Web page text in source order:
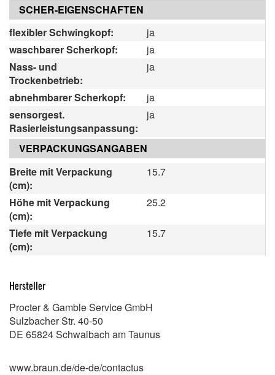
SCHER-EIGENSCHAFTEN
flexibler Schwingkopf:
ja
waschbarer Scherkopf:
ja
Nass- und
Trockenbetrieb:
ja
abnehmbarer Scherkopf:
ja
sensorgest.
Rasierleistungsanpassung:
ja
VERPACKUNGSANGABEN
Breite mit Verpackung
(cm):
15.7
Höhe mit Verpackung
(cm):
25.2
Tiefe mit Verpackung
(cm):
15.7
Hersteller
Procter & Gamble Service GmbH
Sulzbacher Str. 40-50
DE 65824 Schwalbach am Taunus
www.braun.de/de-de/contactus